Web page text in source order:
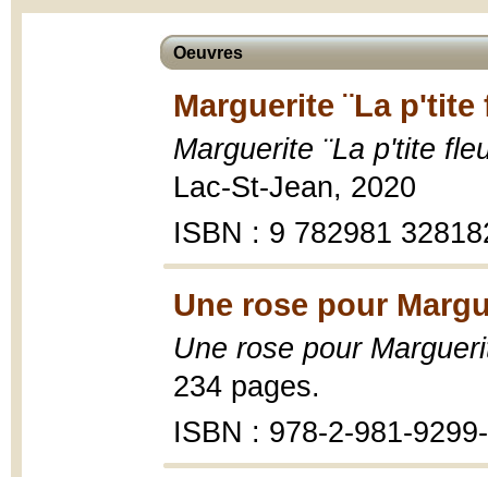
Oeuvres
Marguerite ¨La
Marguerite ¨La p'tite
Lac-St-Jean, 2020
ISBN : 9 782981
Une rose pour
Une rose pour
234 pages.
ISBN : 978-2-981-